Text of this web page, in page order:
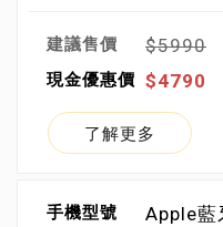
$5990
$4790
了解更多
Apple